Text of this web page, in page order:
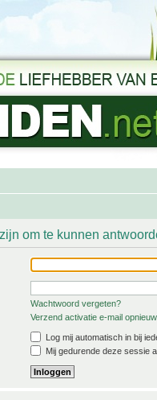
om te kunnen
Wachtwoord vergeten?
Verzend activatie e-mail opnieuw
Log mij automatisch in bij
Mij gedurende deze sessie